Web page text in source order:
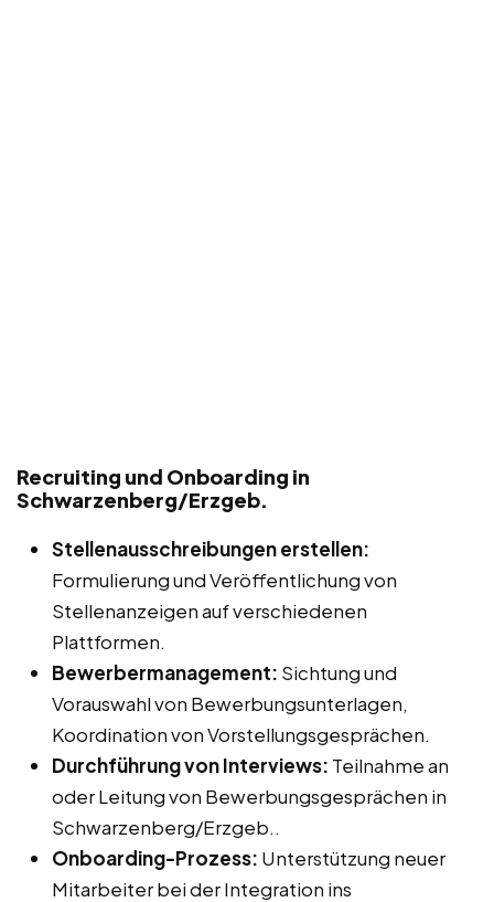
Recruiting und Onboarding in
Schwarzenberg/Erzgeb.
Stellenausschreibungen erstellen:
Formulierung und Veröffentlichung von
Stellenanzeigen auf verschiedenen
Plattformen.
Bewerbermanagement: Sichtung und
Vorauswahl von Bewerbungsunterlagen,
Koordination von Vorstellungsgesprächen.
Durchführung von Interviews: Teilnahme an
oder Leitung von Bewerbungsgesprächen in
Schwarzenberg/Erzgeb..
Onboarding-Prozess: Unterstützung neuer
Mitarbeiter bei der Integration ins